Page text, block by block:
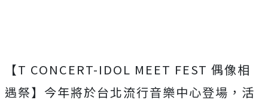
【T CONCERT-IDOL MEET FEST 偶像相
遇祭】今年將於台北流行音樂中心登場，活